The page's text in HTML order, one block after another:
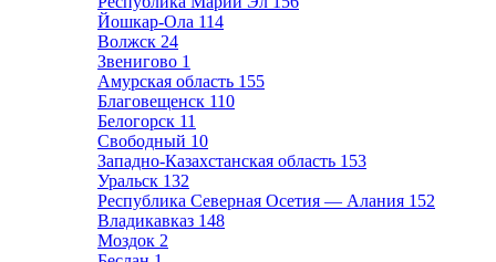
Йошкар-Ола 114
Волжск 24
Звенигово 1
Амурская область 155
Благовещенск 110
Белогорск 11
Свободный 10
Западно-Казахстанская область 153
Уральск 132
Республика Северная Осетия — Алания 152
Владикавказ 148
Моздок 2